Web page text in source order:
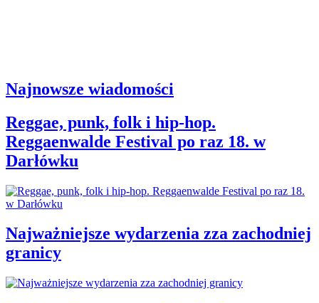
Najnowsze wiadomości
Reggae, punk, folk i hip-hop.
Reggaenwalde Festival po raz 18. w
Darłówku
Najważniejsze wydarzenia zza zachodniej
granicy